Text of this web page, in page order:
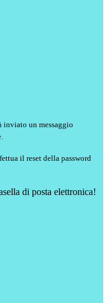
inviato un messaggio
il reset della password
di posta elettronica!